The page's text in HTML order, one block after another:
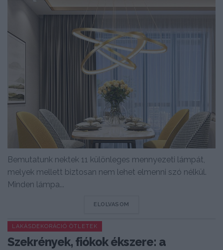
Bemutatunk nektek 11 különleges mennyezeti lámpát,
melyek mellett biztosan nem lehet elmenni szó nélkül.
Minden lámpa...
ELOLVASOM
LAKÁSDEKORÁCIÓ ÖTLETEK
Szekrények, fiókok ékszere: a